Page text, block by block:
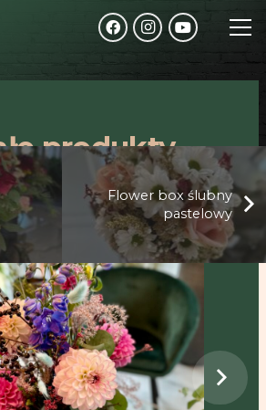
Bukiet
Flower box ślubny
pastelowy
produkty